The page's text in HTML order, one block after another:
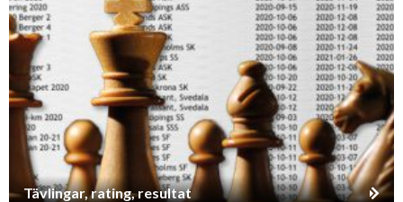
Tävlingar, rating, resultat